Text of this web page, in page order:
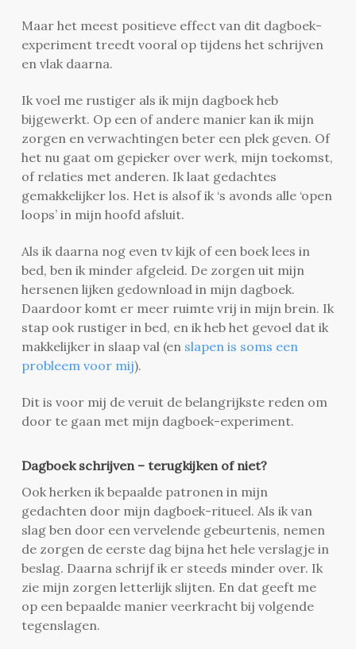
Maar het meest positieve effect van dit dagboek-
experiment treedt vooral op tijdens het schrijven
en vlak daarna.
Ik voel me rustiger als ik mijn dagboek heb
bijgewerkt. Op een of andere manier kan ik mijn
zorgen en verwachtingen beter een plek geven. Of
het nu gaat om gepieker over werk, mijn toekomst,
of relaties met anderen. Ik laat gedachtes
gemakkelijker los. Het is alsof ik ‘s avonds alle ‘open
loops’ in mijn hoofd afsluit.
Als ik daarna nog even tv kijk of een boek lees in
bed, ben ik minder afgeleid. De zorgen uit mijn
hersenen lijken gedownload in mijn dagboek.
Daardoor komt er meer ruimte vrij in mijn brein. Ik
stap ook rustiger in bed, en ik heb het gevoel dat ik
makkelijker in slaap val (en slapen is soms een
probleem voor mij).
Dit is voor mij de veruit de belangrijkste reden om
door te gaan met mijn dagboek-experiment.
Dagboek schrijven – terugkijken of niet?
Ook herken ik bepaalde patronen in mijn
gedachten door mijn dagboek-ritueel. Als ik van
slag ben door een vervelende gebeurtenis, nemen
de zorgen de eerste dag bijna het hele verslagje in
beslag. Daarna schrijf ik er steeds minder over. Ik
zie mijn zorgen letterlijk slijten. En dat geeft me
op een bepaalde manier veerkracht bij volgende
tegenslagen.